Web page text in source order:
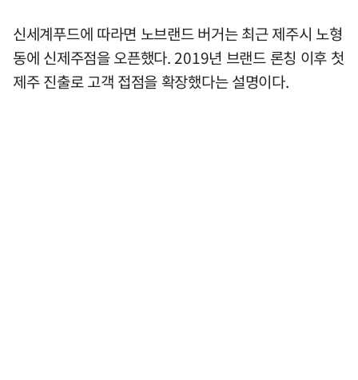
신세계푸드에 따라면 노브랜드 버거는 최근 제주시 노형
동에 신제주점을 오픈했다. 2019년 브랜드 론칭 이후 첫
제주 진출로 고객 접점을 확장했다는 설명이다.